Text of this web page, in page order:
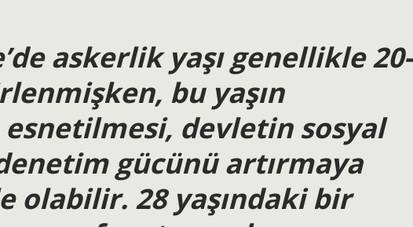
askerlik yaşı genellikle 20-
bu yaşın
esnetilmesi, devletin sosyal
gücünü artırmaya
olabilir. 28 yaşındaki bir